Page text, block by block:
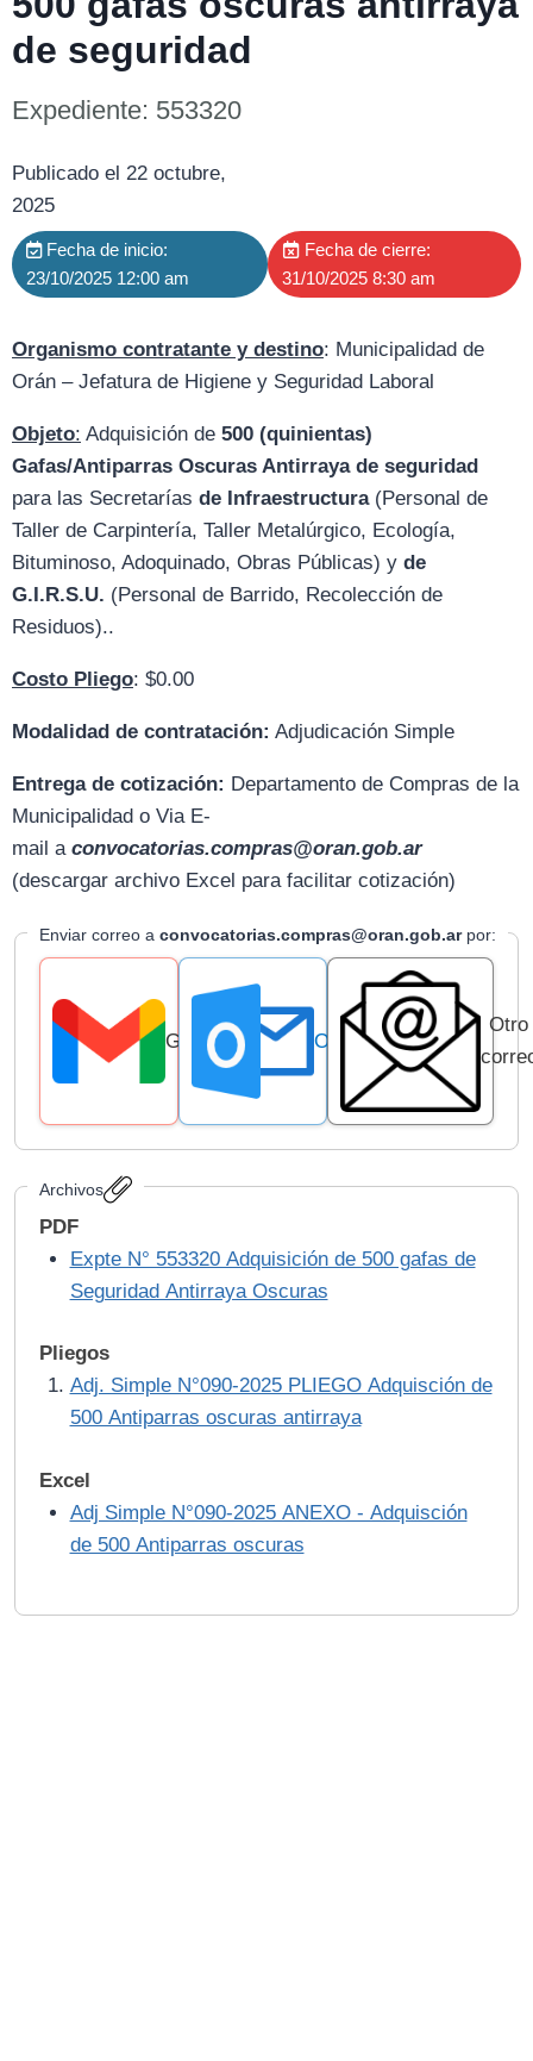
de seguridad
Expediente: 553320
Publicado el 22 octubre,
2025
Fecha de inicio:
23/10/2025 12:00 am
Fecha de cierre:
31/10/2025 8:30 am
Organismo contratante y destino: Municipalidad de
Orán – Jefatura de Higiene y Seguridad Laboral
Objeto: Adquisición de 500 (quinientas)
Gafas/Antiparras Oscuras Antirraya de seguridad
para las Secretarías de Infraestructura(Personal de
Taller de Carpintería, Taller Metalúrgico, Ecología,
Bituminoso, Adoquinado, Obras Públicas) y de
G.I.R.S.U. (Personal de Barrido, Recolección de
Residuos)..
Costo Pliego: $0.00
Modalidad de contratación: Adjudicación Simple
Entrega de cotización: Departamento de Compras de la
Municipalidad o Via E-
mail a convocatorias.compras@oran.gob.ar
(descargar archivo Excel para facilitar cotización)
Enviar correo a convocatorias.compras@oran.gob.arpor:
Gmail Outlook
Otro
Archivos
PDF
Expte N° 553320 Adquisición de 500 gafas de
Seguridad Antirraya Oscuras
Pliegos
Adj. Simple N°090-2025 PLIEGO Adquisción de
500 Antiparras oscuras antirraya
Excel
Adj Simple N°090-2025 ANEXO - Adquisción
de 500 Antiparras oscuras